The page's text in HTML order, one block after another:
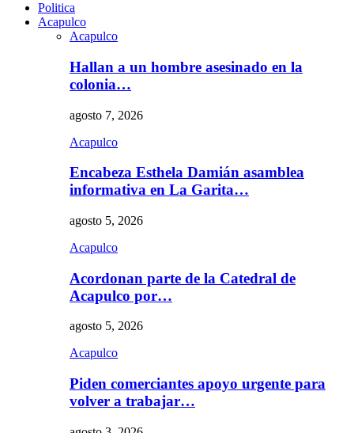
Politica
Acapulco
Acapulco
Hallan a un hombre asesinado en la
colonia…
agosto 7, 2026
Acapulco
Encabeza Esthela Damián asamblea
informativa en La Garita…
agosto 5, 2026
Acapulco
Acordonan parte de la Catedral de
Acapulco por…
agosto 5, 2026
Acapulco
Piden comerciantes apoyo urgente para
volver a trabajar…